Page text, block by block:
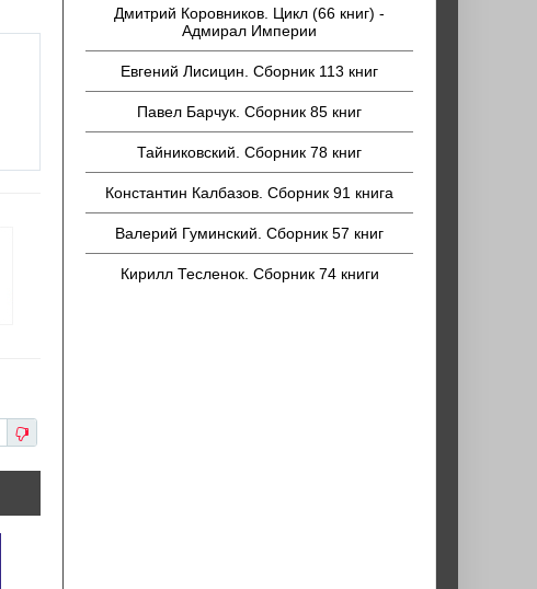
Дмитрий Коровников. Цикл (66 книг) -
Адмирал Империи
Евгений Лисицин. Сборник 113 книг
Павел Барчук. Сборник 85 книг
Тайниковский. Сборник 78 книг
Константин Калбазов. Сборник 91 книга
Валерий Гуминский. Сборник 57 книг
Кирилл Тесленок. Сборник 74 книги